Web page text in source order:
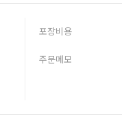
포장비용
주문메모